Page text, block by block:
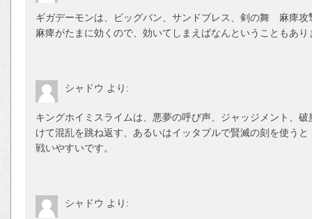
ギガデーモンは、ビッグバン、サンドブレス、剣の舞 麻痺攻
麻痺がたまに効くので、効いてしまえばなんということもあり
シャドウ より:
キングホイミスライムは、悪夢の呼び声、ジャッジメント、
けて混乱を跳ね返す、あるいはイッタブルで賢滅の刻を使うと
戦いやすいです。
シャドウ より: